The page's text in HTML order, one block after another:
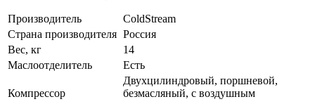
Производитель
ColdStream
Страна производителя Россия
Вес, кг
14
Маслоотделитель
Есть
Компрессор
Двухцилиндровый, поршневой,
безмасляный, с воздушным